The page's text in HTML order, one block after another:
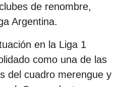
de renombre,
Argentina.
en la Liga 1
como una de las
del cuadro merengue y